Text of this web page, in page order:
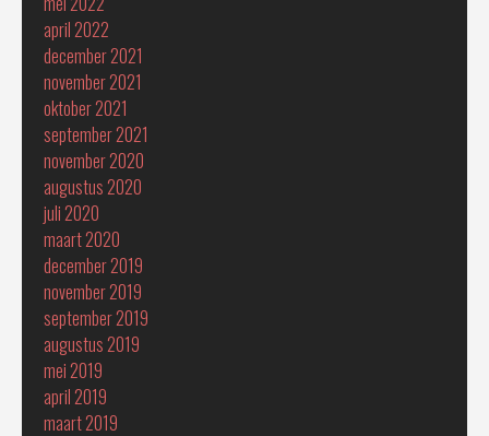
april 2022
december 2021
november 2021
oktober 2021
september 2021
november 2020
augustus 2020
juli 2020
maart 2020
december 2019
november 2019
september 2019
augustus 2019
mei 2019
april 2019
maart 2019